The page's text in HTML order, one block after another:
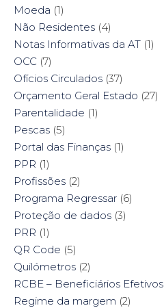
Moeda (1)
Não Residentes (4)
Notas Informativas da AT (1)
OCC (7)
Ofícios Circulados (37)
Orçamento Geral Estado (27)
Parentalidade (1)
Pescas (5)
Portal das Finanças (1)
PPR (1)
Profissões (2)
Programa Regressar (6)
Proteção de dados (3)
PRR (1)
QR Code (5)
Quilómetros (2)
RCBE – Beneficiários Efetivos
Regime da margem (2)